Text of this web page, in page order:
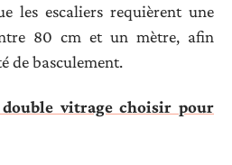
les escaliers requièrent une
80 cm et un mètre, afin
de basculement.
double vitrage choisir pour